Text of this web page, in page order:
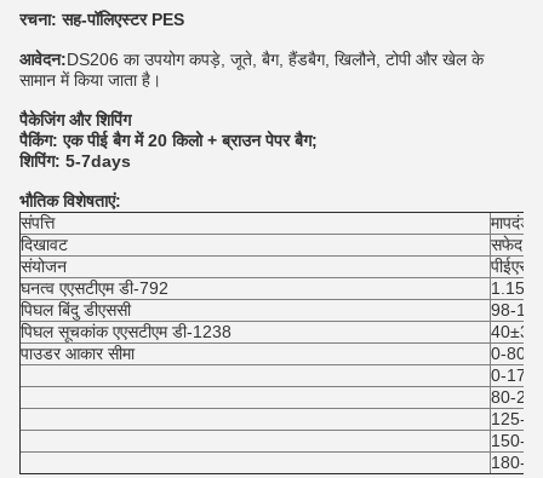
रचना: सह-पॉलिएस्टर PES
आवेदन:DS206 का उपयोग कपड़े, जूते, बैग, हैंडबैग, खिलौने, टोपी और खेल के
सामान में किया जाता है।
पैकेजिंग और शिपिंग
पैकिंग: एक पीई बैग में 20 किलो + ब्राउन पेपर बैग;
शिपिंग: 5-7days
भौतिक विशेषताएं:
संपत्ति
मापदंड
दिखावट
सफेद
संयोजन
पीईएस
घनत्व एएसटीएम डी-792
1.15 ±
पिघल बिंदु डीएससी
98-
पिघल सूचकांक एएसटीएम डी-1238
40±3
पाउडर आकार सीमा
0-80
0-170
80-
125-
150-
180-